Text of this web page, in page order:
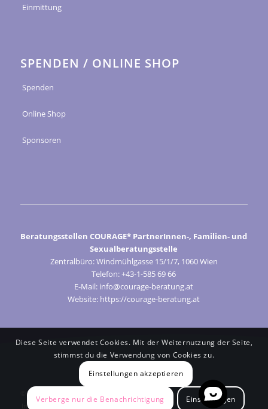
Einmittung
SPENDEN / ONLINE SHOP
Spenden
Online Shop
Sponsoren
Beratungsstellen COURAGE* PartnerInnen-, Familien- und
Sexualberatungsstelle
Zentralbüro: Windmühlgasse 15/1/7, 1060 Wien
Telefon: +43-1-585 69 66
E-Mail: info@courage-beratung.at
Website: https://courage-beratung.at
© Courage 2024
Impressum
Diese Seite verwendet Cookies. Mit der Weiternutzung der Seite,
stimmst du die Verwendung von Cookies zu.
Einstellungen akzeptieren
Verberge nur die Benachrichtigung Einstellungen